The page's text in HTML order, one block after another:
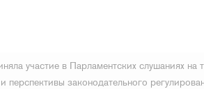
участие в Парламентских слушаниях
перспективы законодательного